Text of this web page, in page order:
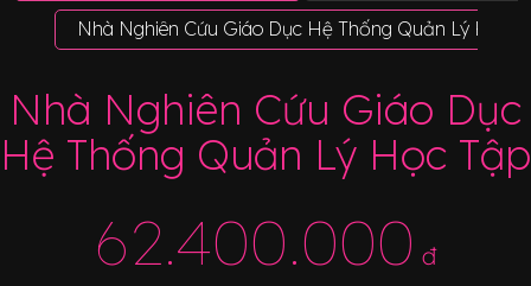
Nhà Nghiên Cứu Giáo Dục Hệ Thống Quản Lý Học
Nhà Nghiên Cứu Giáo Dục
Hệ Thống Quản Lý Học Tập
62.400.000 đ